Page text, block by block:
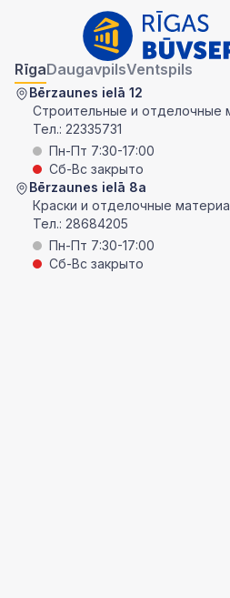
RīgaDaugavpilsVentspils
Bērzaunes ielā 12
Строительные и отделочные
Тел.: 22335731
Пн-Пт 7:30-17:00
Сб-Вс закрыто
Bērzaunes ielā 8a
Краски и отделочные
Тел.: 28684205
Пн-Пт 7:30-17:00
Сб-Вс закрыто